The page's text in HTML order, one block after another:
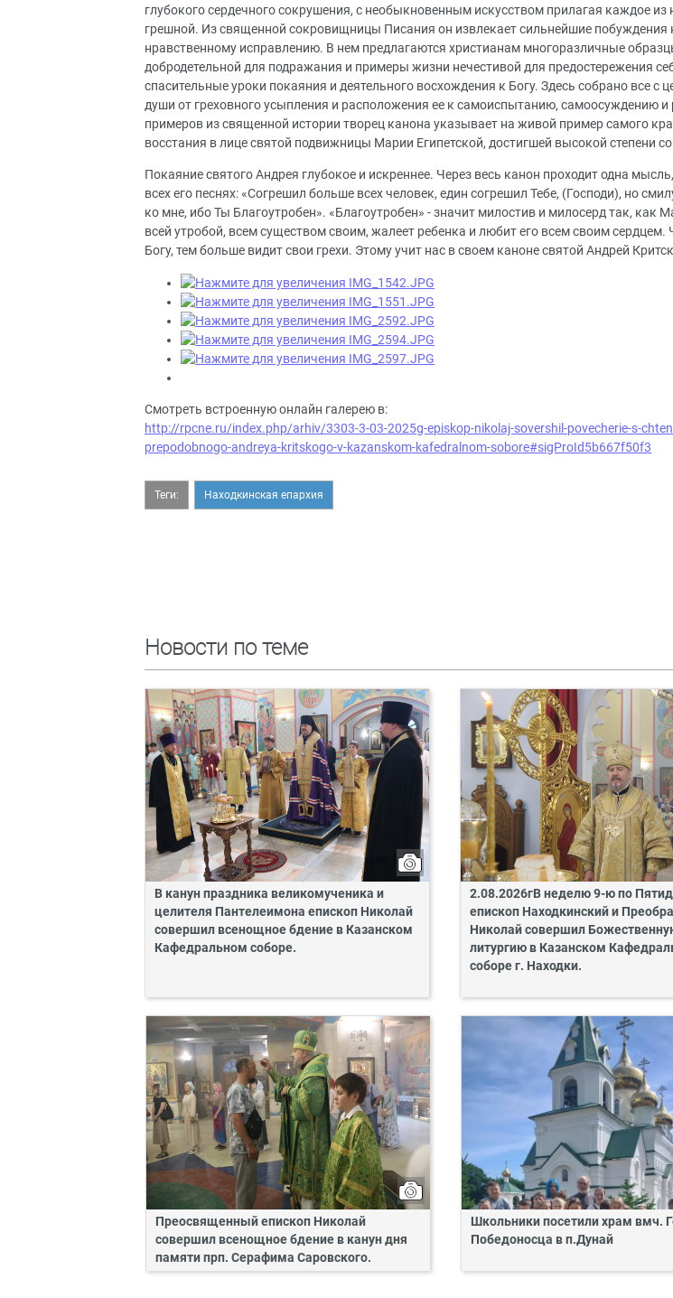
глубокого сердечного сокрушения, с необыкновенным искусством прилагая каждое из
грешной. Из священной сокровищницы Писания он извлекает сильнейшие побуждения
нравственному исправлению. В нем предлагаются христианам многоразличные
добродетельной для подражания и примеры жизни нечестивой для предостережения
спасительные уроки покаяния и деятельного восхождения к Богу. Здесь собрано все с
души от греховного усыпления и расположения ее к самоиспытанию, самоосуждению
примеров из священной истории творец канона указывает на живой пример самого
восстания в лице святой подвижницы Марии Египетской, достигшей высокой степени
Покаяние святого Андрея глубокое и искреннее. Через весь канон проходит одна
всех его песнях: «Согрешил больше всех человек, един согрешил Тебе, (Господи), но
ко мне, ибо Ты Благоутробен». «Благоутробен» - значит милостив и милосерд так, как
всей утробой, всем существом своим, жалеет ребенка и любит его всем своим
Богу, тем больше видит свои грехи. Этому учит нас в своем каноне святой Андрей
Смотреть встроенную онлайн галерею в:
http://rpcne.ru/index.php/arhiv/3303-3-03-2025g-episkop-nikolaj-sovershil-povecherie-s-
prepodobnogo-andreya-kritskogo-v-kazanskom-kafedralnom-sobore#sigProId5b667f50f3
Теги: Находкинская епархия
Новости по теме
В канун праздника великомученика и
целителя Пантелеимона епископ Николай
совершил всенощное бдение в Казанском
Кафедральном соборе.
2.08.2026гВ неделю 9-ю по
епископ Находкинский и
Николай совершил
литургию в Казанском
соборе г. Находки.
Преосвященный епископ Николай
совершил всенощное бдение в канун дня
памяти прп. Серафима Саровского.
Школьники посетили храм вмч.
Победоносца в п.Дунай